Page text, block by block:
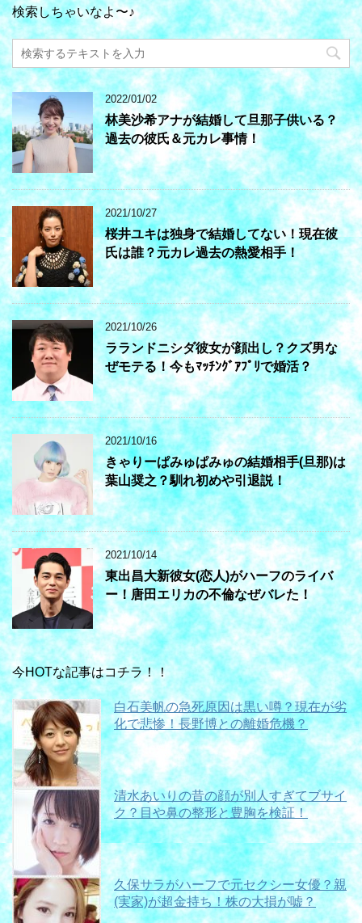
検索しちゃいなよ〜♪
2022/01/02
林美沙希アナが結婚して旦那子供いる？
過去の彼氏＆元カレ事情！
2021/10/27
桜井ユキは独身で結婚してない！現在彼
氏は誰？元カレ過去の熱愛相手！
2021/10/26
ラランドニシダ彼女が顔出し？クズ男な
ぜモテる！今もﾏｯﾁﾝｸﾞｱﾌﾟﾘで婚活？
2021/10/16
きゃりーぱみゅぱみゅの結婚相手(旦那)は
葉山奨之？馴れ初めや引退説！
2021/10/14
東出昌大新彼女(恋人)がハーフのライバ
ー！唐田エリカの不倫なぜバレた！
今HOTな記事はコチラ！！
白石美帆の急死原因は黒い噂？現在が劣
化で悲惨！長野博との離婚危機？
清水あいりの昔の顔が別人すぎてブサイ
ク？目や鼻の整形と豊胸を検証！
久保サラがハーフで元セクシー女優？親
(実家)が超金持ち！株の大損が嘘？